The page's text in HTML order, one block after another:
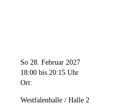
So 28. Februar 2027
18:00 bis 20:15 Uhr
Ort:
Westfalenhalle / Halle 2